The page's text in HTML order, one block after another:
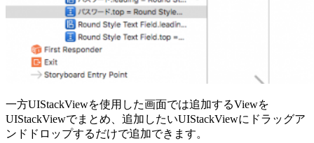
一方UIStackViewを使用した画面では追加するViewを
UIStackViewでまとめ、追加したいUIStackViewにドラッグア
ンドドロップするだけで追加できます。